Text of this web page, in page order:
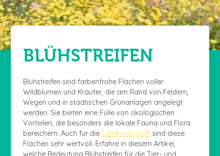
BLÜHSTREIFEN
Blühstreifen sind farbenfrohe Flächen voller
Wildblumen und Kräuter, die am Rand von Feldern,
Wegen und in städtischen Grünanlagen angelegt
werden. Sie bieten eine Fülle von ökologischen
Vorteilen, die besonders die lokale Fauna und Flora
bereichern. Auch für die Landwirtschaft sind diese
Flächen sehr wertvoll. Erfahre in diesem Artikel,
welche Bedeutung Blühstreifen für die Tier- und